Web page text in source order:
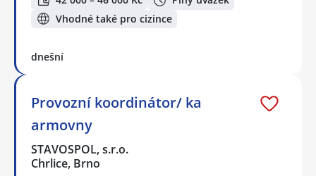
Vhodné také pro cizince
dnešní
Provozní koordinátor/ ka
armovny
STAVOSPOL, s.r.o.
Chrlice, Brno